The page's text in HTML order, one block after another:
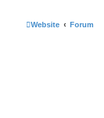
Website Forum